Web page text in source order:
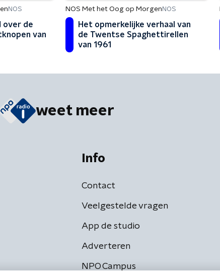
NOS
over de
van
NOS Met het Oog op Morgen NOS
Het opmerkelijke verhaal van
de Twentse Spaghettirellen
van 1961
weet meer
Info
Contact
Veelgestelde vragen
App de studio
Adverteren
NPO Campus